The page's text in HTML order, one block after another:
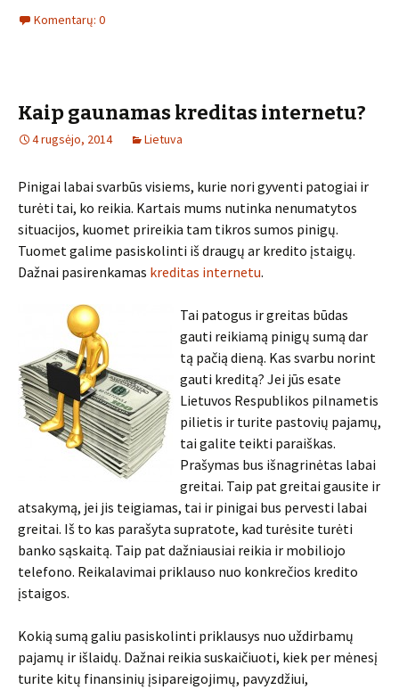
Komentarų: 0
Kaip gaunamas kreditas internetu?
4 rugsėjo, 2014 Lietuva
Pinigai labai svarbūs visiems, kurie nori gyventi patogiai ir
turėti tai, ko reikia. Kartais mums nutinka nenumatytos
situacijos, kuomet prireikia tam tikros sumos pinigų.
Tuomet galime pasiskolinti iš draugų ar kredito įstaigų.
Dažnai pasirenkamas kreditas internetu.
Tai patogus ir greitas būdas
gauti reikiamą pinigų sumą dar
tą pačią dieną. Kas svarbu norint
gauti kreditą? Jei jūs esate
Lietuvos Respublikos pilnametis
pilietis ir turite pastovių pajamų,
tai galite teikti paraiškas.
Prašymas bus išnagrinėtas labai
greitai. Taip pat greitai gausite ir
atsakymą, jei jis teigiamas, tai ir pinigai bus pervesti labai
greitai. Iš to kas parašyta supratote, kad turėsite turėti
banko sąskaitą. Taip pat dažniausiai reikia ir mobiliojo
telefono. Reikalavimai priklauso nuo konkrečios kredito
įstaigos.
Kokią sumą galiu pasiskolinti priklausys nuo uždirbamų
pajamų ir išlaidų. Dažnai reikia suskaičiuoti, kiek per mėnesį
turite kitų finansinių įsipareigojimų, pavyzdžiui,